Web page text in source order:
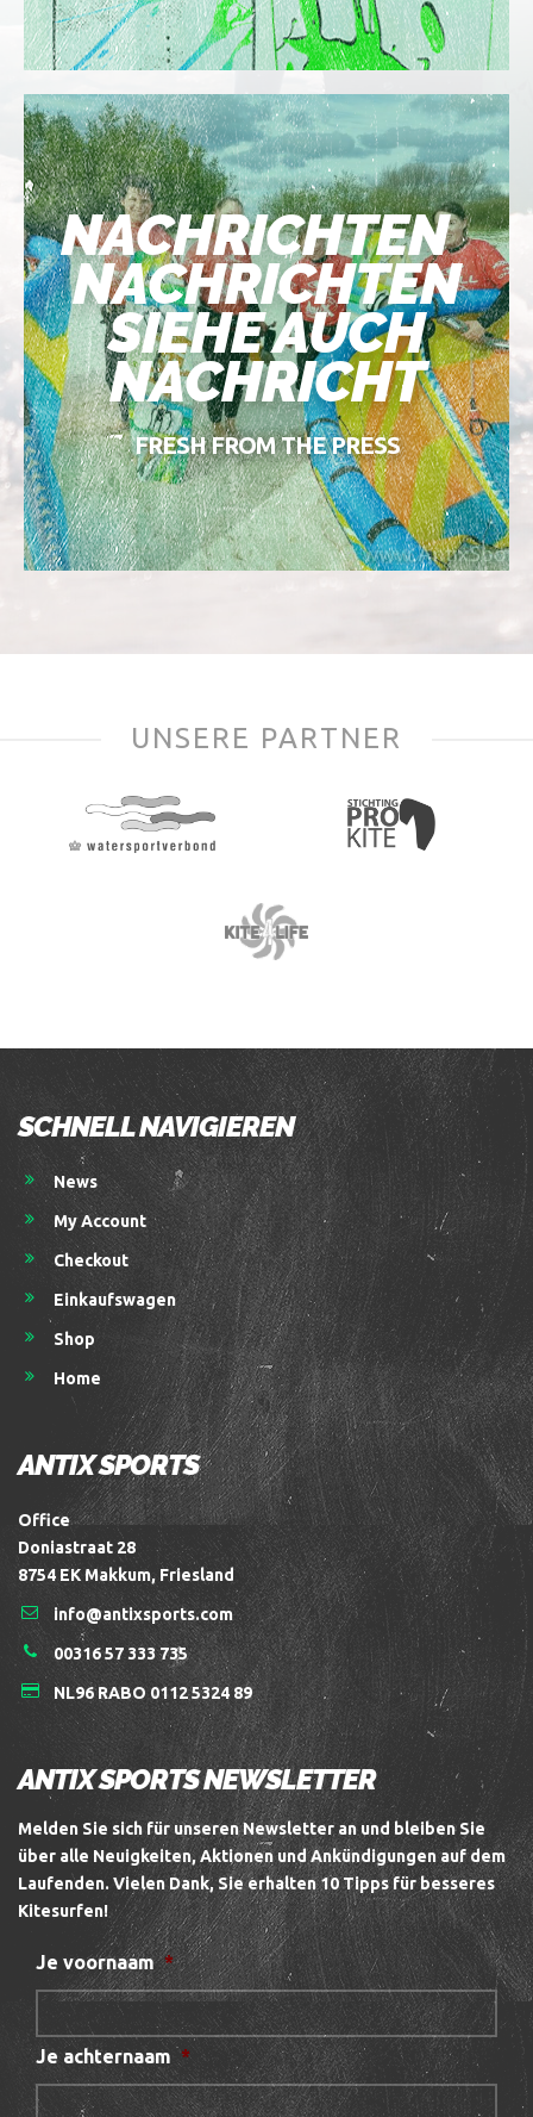
NACHRICHTEN
NACHRICHTEN
SIEHE AUCH
NACHRICHT
FRESH FROM THE PRESS
UNSERE PARTNER
SCHNELL NAVIGIEREN
News
My Account
Checkout
Einkaufswagen
Shop
Home
ANTIX SPORTS
Office
Doniastraat 28
8754 EK Makkum, Friesland
info@antixsports.com
00316 57 333 735
NL96 RABO 0112 5324 89
ANTIX SPORTS NEWSLETTER
Melden Sie sich für unseren Newsletter an und bleiben Sie
über alle Neuigkeiten, Aktionen und Ankündigungen auf dem
Laufenden. Vielen Dank, Sie erhalten 10 Tipps für besseres
Kitesurfen!
Je voornaam *
Je achternaam *